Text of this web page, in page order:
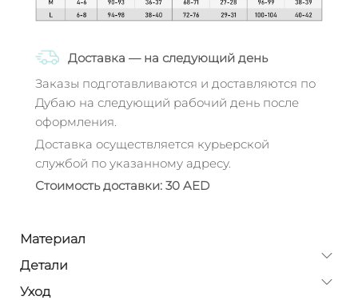
Доставка — на следующий день
Заказы подготавливаются и доставляются по
Дубаю на следующий рабочий день после
оформления.
Доставка осуществляется курьерской
службой по указанному адресу.
Стоимость доставки: 30 AED
Материал
Детали
Уход